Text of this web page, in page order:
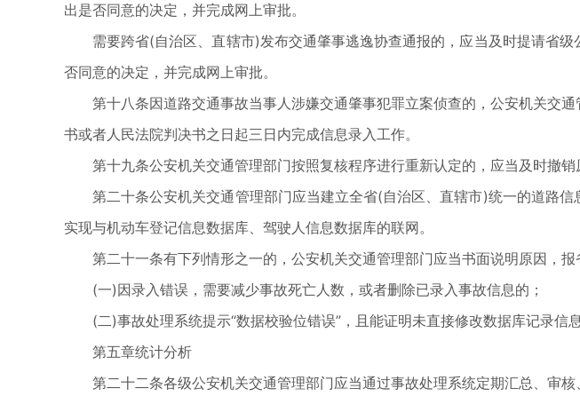
出是否同意的决定，并完成网上审批。
需要跨省(自治区、直辖市)发布交通肇事逃逸协查通报的，应当及时提请省
否同意的决定，并完成网上审批。
第十八条因道路交通事故当事人涉嫌交通肇事犯罪立案侦查的，公安机关交
书或者人民法院判决书之日起三日内完成信息录入工作。
第十九条公安机关交通管理部门按照复核程序进行重新认定的，应当及时撤
第二十条公安机关交通管理部门应当建立全省(自治区、直辖市)统一的道路
实现与机动车登记信息数据库、驾驶人信息数据库的联网。
第二十一条有下列情形之一的，公安机关交通管理部门应当书面说明原因，
(一)因录入错误，需要减少事故死亡人数，或者删除已录入事故信息的；
(二)事故处理系统提示“数据校验位错误”，且能证明未直接修改数据库记录信息
第五章统计分析
第二十二条各级公安机关交通管理部门应当通过事故处理系统定期汇总、审核